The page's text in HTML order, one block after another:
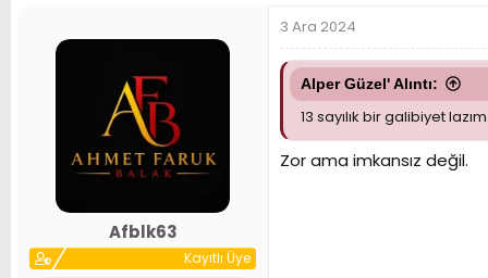
k
i
l
e
r
Afblk63
Kayıtlı Üye
3 Ara 2024
Alper Güzel' Alıntı:
13 sayılık bir galibiyet
Zor ama imkansız değil.